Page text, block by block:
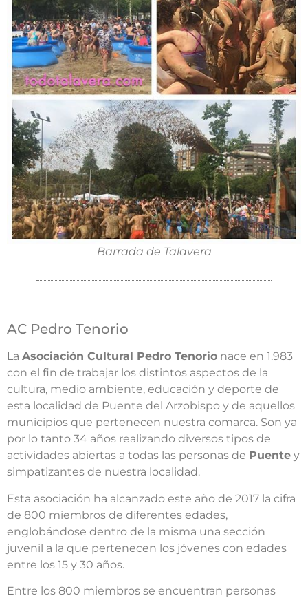
Barrada de Talavera
AC Pedro Tenorio
La Asociación Cultural Pedro Tenorio nace en 1.983
con el fin de trabajar los distintos aspectos de la
cultura, medio ambiente, educación y deporte de
esta localidad de Puente del Arzobispo y de aquellos
municipios que pertenecen nuestra comarca. Son ya
por lo tanto 34 años realizando diversos tipos de
actividades abiertas a todas las personas de Puente y
simpatizantes de nuestra localidad.
Esta asociación ha alcanzado este año de 2017 la cifra
de 800 miembros de diferentes edades,
englobándose dentro de la misma una sección
juvenil a la que pertenecen los jóvenes con edades
entre los 15 y 30 años.
Entre los 800 miembros se encuentran personas